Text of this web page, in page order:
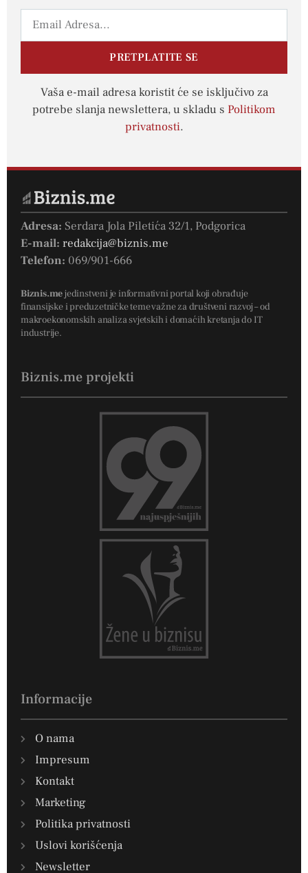
PRETPLATITE SE
Vaša e-mail adresa koristit će se isključivo za
potrebe slanja newslettera, u skladu s Politikom
privatnosti.
Adresa: Serdara Jola Piletića 32/1, Podgorica
E-mail: redakcija@biznis.me
Telefon: 069/901-666
Biznis.mejedinstveni je informativni portal koji obrađuje
finansijske i preduzetničke teme važne za društveni razvoj – od
makroekonomskih analiza svjetskih i domaćih kretanja do IT
industrije.
Biznis.me projekti
Informacije
O nama
Impresum
Kontakt
Marketing
Politika privatnosti
Uslovi korišćenja
Newsletter